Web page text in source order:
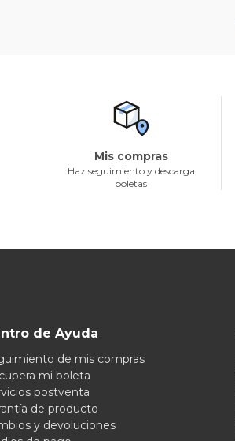
Mis compras
Haz seguimiento y descarga
boletas
de Ayuda
de mis compras
mi boleta
postventa
de producto
y devoluciones